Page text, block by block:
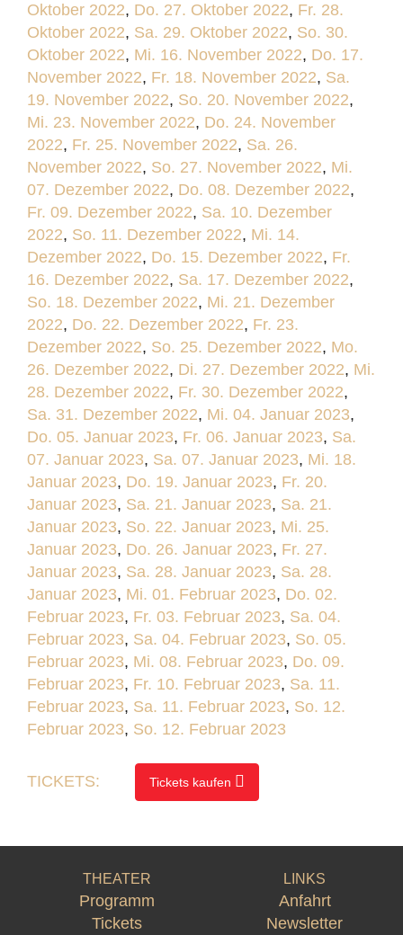
Oktober 2022, Do. 27. Oktober 2022, Fr. 28.
Oktober 2022, Sa. 29. Oktober 2022, So. 30.
Oktober 2022, Mi. 16. November 2022, Do. 17.
November 2022, Fr. 18. November 2022, Sa.
19. November 2022, So. 20. November 2022,
Mi. 23. November 2022, Do. 24. November
2022, Fr. 25. November 2022, Sa. 26.
November 2022, So. 27. November 2022, Mi.
07. Dezember 2022, Do. 08. Dezember 2022,
Fr. 09. Dezember 2022, Sa. 10. Dezember
2022, So. 11. Dezember 2022, Mi. 14.
Dezember 2022, Do. 15. Dezember 2022, Fr.
16. Dezember 2022, Sa. 17. Dezember 2022,
So. 18. Dezember 2022, Mi. 21. Dezember
2022, Do. 22. Dezember 2022, Fr. 23.
Dezember 2022, So. 25. Dezember 2022, Mo.
26. Dezember 2022, Di. 27. Dezember 2022, Mi.
28. Dezember 2022, Fr. 30. Dezember 2022,
Sa. 31. Dezember 2022, Mi. 04. Januar 2023,
Do. 05. Januar 2023, Fr. 06. Januar 2023, Sa.
07. Januar 2023, Sa. 07. Januar 2023, Mi. 18.
Januar 2023, Do. 19. Januar 2023, Fr. 20.
Januar 2023, Sa. 21. Januar 2023, Sa. 21.
Januar 2023, So. 22. Januar 2023, Mi. 25.
Januar 2023, Do. 26. Januar 2023, Fr. 27.
Januar 2023, Sa. 28. Januar 2023, Sa. 28.
Januar 2023, Mi. 01. Februar 2023, Do. 02.
Februar 2023, Fr. 03. Februar 2023, Sa. 04.
Februar 2023, Sa. 04. Februar 2023, So. 05.
Februar 2023, Mi. 08. Februar 2023, Do. 09.
Februar 2023, Fr. 10. Februar 2023, Sa. 11.
Februar 2023, Sa. 11. Februar 2023, So. 12.
Februar 2023, So. 12. Februar 2023
TICKETS: Tickets kaufen
THEATER
Programm
Tickets
LINKS
Anfahrt
Newsletter